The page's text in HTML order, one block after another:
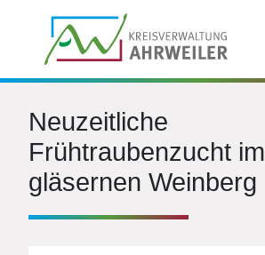
Neuzeitliche
Frühtraubenzucht im
gläsernen Weinberg